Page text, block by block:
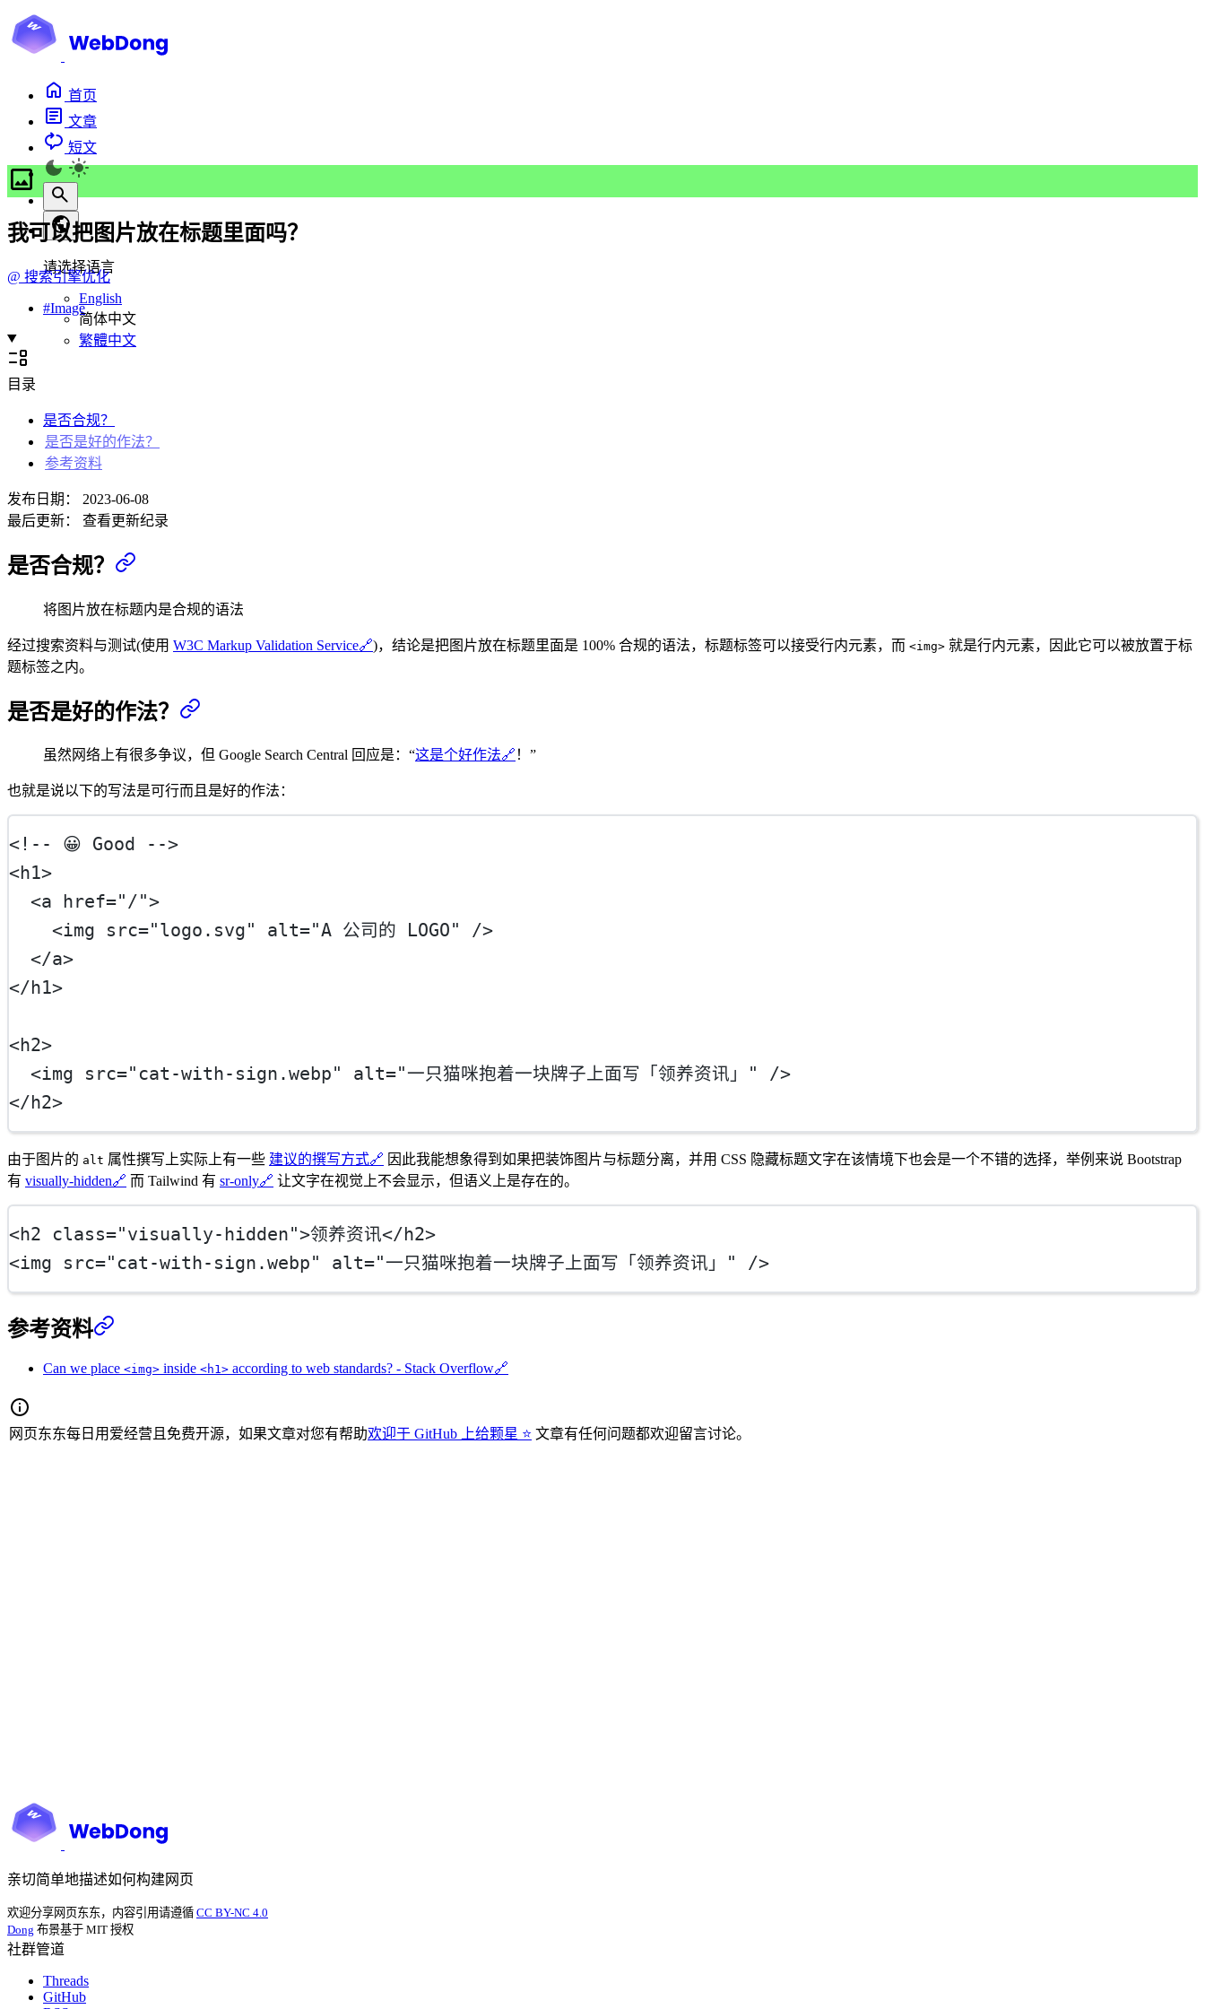
首页
文章
短文
请选择语言
English
简体中文
繁體中文
我可以把图片放在标题里面吗？
@ 搜索引擎优化
#Image
目录
是否合规？
是否是好的作法？
参考资料
发布日期： 2023-06-08
最后更新：
查看更新纪录
是否合规？
将图片放在标题内是合规的语法
经过搜索资料与测试(使用 W3C Markup Validation Service🔗)，结论是把图片放在标题里面是 100% 合规的语法，标题标签可以接受行内元素，而 <img> 就是行内元素，因此它可以被放置于标
题标签之内。
是否是好的作法？
虽然网络上有很多争议，但 Google Search Central 回应是：“这是个好作法🔗 ！”
也就是说以下的写法是可行而且是好的作法：
<!-- 😀 Good -->
<h1>
  <
a href="/">
    <
img src="logo.svg" alt="A 公司的 LOGO"
/>
  </
a>
</h1>
<h2>
  <
img src="cat-with-sign.webp" alt="一只猫咪抱着一块牌子上面写「领养资讯」"
/>
</h2>
由于图片的 alt 属性撰写上实际上有一些 建议的撰写方式🔗 因此我能想象得到如果把装饰图片与标题分离，并用 CSS 隐藏标题文字在该情境下也会是一个不错的选择，举例来说 Bootstrap
有 visually-hidden🔗 而 Tailwind 有 sr-only🔗 让文字在视觉上不会显示，但语义上是存在的。
<h2 class="visually-hidden">领养资讯</h2>
<img src="cat-with-sign.webp" alt="一只猫咪抱着一块牌子上面写「领养资讯」" />
参考资料
Can we place <img> inside <h1> according to web standards? - Stack Overflow🔗
网页东东每日用爱经营且免费开源，如果文章对您有帮助欢迎于 GitHub 上给颗星 ⭐ 文章有任何问题都欢迎留言讨论。
亲切简单地描述如何构建网页
欢迎分享网页东东，内容引用请遵循 CC BY-NC 4.0
Dong 布景基于 MIT 授权
社群管道
Threads
GitHub